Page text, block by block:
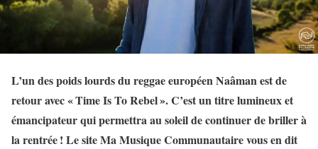
L’un des poids lourds du reggae européen Naâman est de
retour avec « Time Is To Rebel ». C’est un titre lumineux et
émancipateur qui permettra au soleil de continuer de briller à
la rentrée ! Le site Ma Musique Communautaire vous en dit